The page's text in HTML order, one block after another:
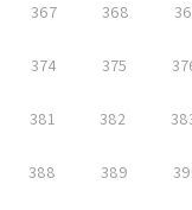
367 368
374 375
381 382
388 389